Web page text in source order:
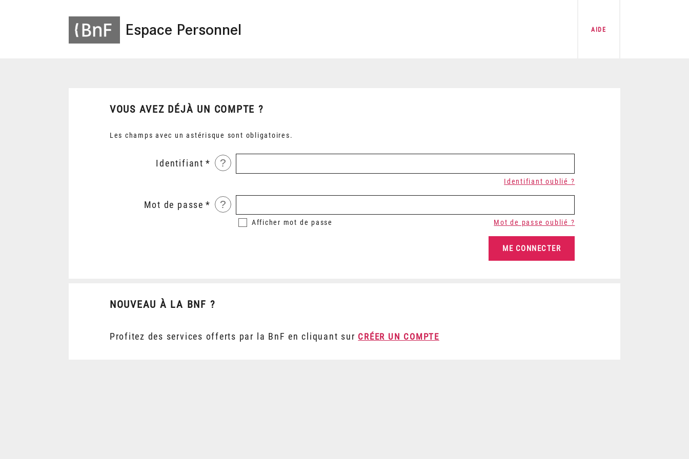
Espace Personnel AIDE
VOUS AVEZ DÉJÀ UN COMPTE ?
Les champs avec un astérisque sont obligatoires.
Identifiant ?
Identifiant oublié ?
Mot de passe ?
Afficher mot de passe Mot de passe oublié ?
NOUVEAU À LA BNF ?
Profitez des services offerts par la BnF en cliquant sur CRÉER UN COMPTE